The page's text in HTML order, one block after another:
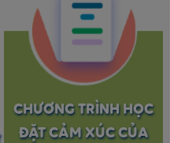
CHƯƠNG TRÌNH HỌC
ĐẶT CẢM XÚC CỦA